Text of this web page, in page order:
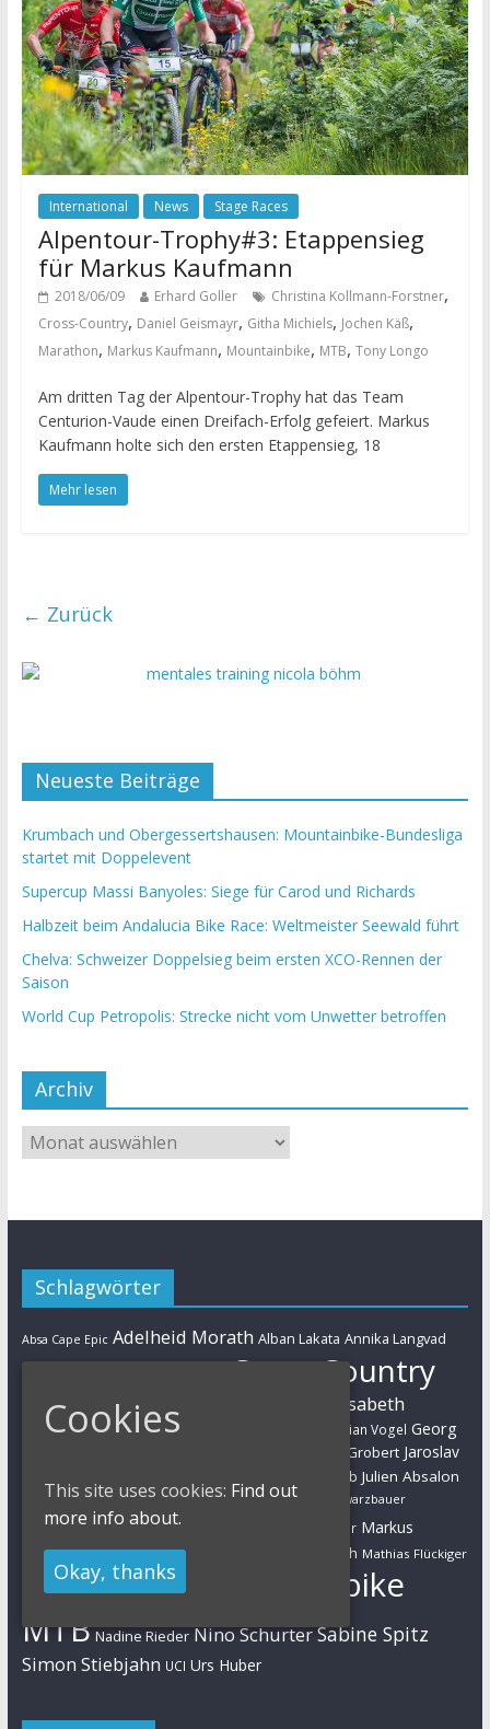
International News Stage Races
Alpentour-Trophy#3: Etappensieg
für Markus Kaufmann
2018/06/09 Erhard Goller Christina Kollmann-Forstner,
Cross-Country, Daniel Geismayr, Githa Michiels, Jochen Käß,
Marathon, Markus Kaufmann, Mountainbike, MTB, Tony Longo
Am dritten Tag der Alpentour-Trophy hat das Team
Centurion-Vaude einen Dreifach-Erfolg gefeiert. Markus
Kaufmann holte sich den ersten Etappensieg, 18
Mehr lesen
← Zurück
Neueste Beiträge
Krumbach und Obergessertshausen: Mountainbike-Bundesliga
startet mit Doppelevent
Supercup Massi Banyoles: Siege für Carod und Richards
Halbzeit beim Andalucia Bike Race: Weltmeister Seewald führt
Chelva: Schweizer Doppelsieg beim ersten XCO-Rennen der
Saison
World Cup Petropolis: Strecke nicht vom Unwetter betroffen
Archiv
Schlagwörter
Absa Cape Epic Adelheid Morath Alban Lakata Annika Langvad
Cross-Country
Cyclo-Cross Daniel Geismayr
Elisabeth
Brandau Esther Süss Eva Lechner Florian Vogel Georg
Helen Grobert Jaroslav
Julian Schelb Julien Absalon
Karl Platt Kathrin Stirnemann Kristian Hynek Luca Schwarzbauer
Manuel FumicMarathon Markus Bauer Markus
Kaufmann Markus Schulte-Lünzum Martin Gluth Mathias Flückiger
Max Brandl Moritz Milatz
Mountainbike
MTB Nadine Rieder Nino SchurterSabine Spitz
Simon Stiebjahn UCI Urs Huber
Cookies
This site uses cookies: Find out
more info about.
Okay, thanks